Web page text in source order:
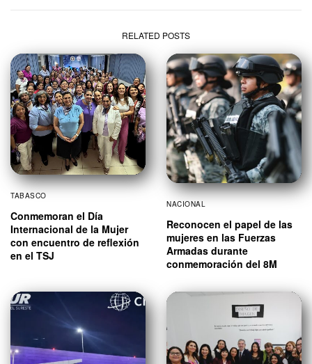
RELATED POSTS
TABASCO
Conmemoran el Día
Internacional de la Mujer
con encuentro de reflexión
en el TSJ
NACIONAL
Reconocen el papel de las
mujeres en las Fuerzas
Armadas durante
conmemoración del 8M